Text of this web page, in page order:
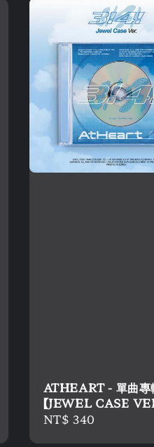
ATHEART - 單曲
【JEWEL CASE
Regular
NT$ 340